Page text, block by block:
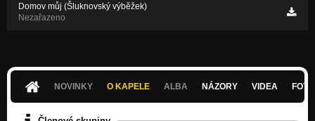
Domov můj (Šluknovský výběžek)
Nezařazeno
NOVINKY O KAPELE ALBA NÁZORY VIDEA